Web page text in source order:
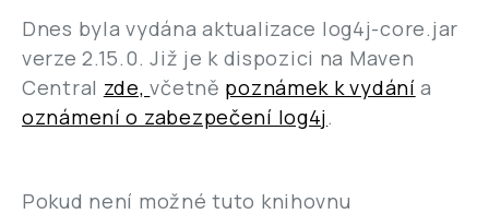
Dnes byla vydána aktualizace log4j-core.jar
verze 2.15.0. Již je k dispozici na Maven
Central zde,včetně poznámek k vydání a
oznámení o zabezpečení log4j.
Pokud není možné tuto knihovnu